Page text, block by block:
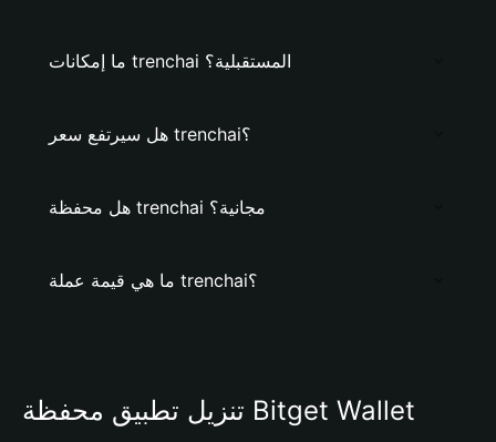
ما إمكانات trenchai المستقبلية؟
هل سيرتفع سعر trenchai؟
هل محفظة trenchai مجانية؟
ما هي قيمة عملة trenchai؟
تنزيل تطبيق محفظة Bitget Wallet